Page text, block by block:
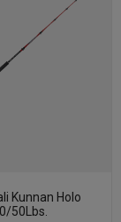
Kunnan Holo
50Lbs.